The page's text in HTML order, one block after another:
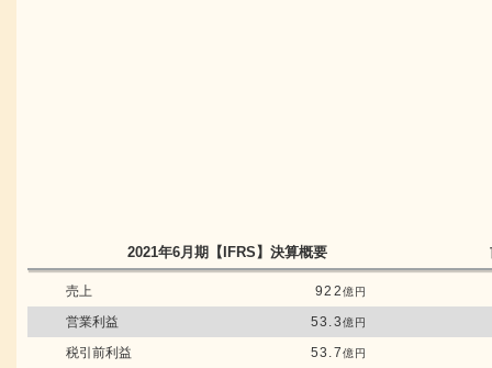
2021年6月期 【IFRS】 決算概要
売上 922億円
営業利益 53.3億円
税引前利益 53.7億円